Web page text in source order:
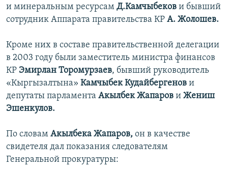
и минеральным ресурсам Д.Камчыбеков и бывший
сотрудник Аппарата правительства КР А. Жолошев.
Кроме них в составе правительственной делегации
в 2003 году были заместитель министра финансов
КР Эмирлан Торомурзаев, бывший руководитель
«Кыргызалтына» Камчыбек Кудайбергенов и
депутаты парламента Акылбек Жапаров и Жениш
Эшенкулов.
По словам Акылбека Жапаров, он в качестве
свидетеля дал показания следователям
Генеральной прокуратуры: